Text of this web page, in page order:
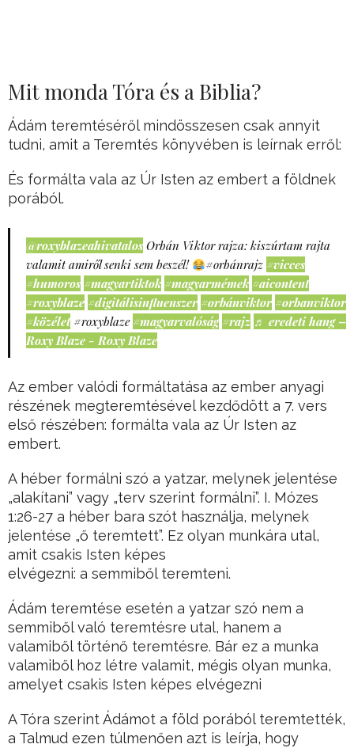
Mit monda Tóra és a Biblia?
Ádám teremtéséről mindösszesen csak annyit
tudni, amit a Teremtés könyvében is leírnak erről:
És formálta vala az Úr Isten az embert a földnek
porából.
@roxyblazeahivatalos Orbán Viktor rajza: kiszúrtam rajta
valamit amiről senki sem beszél!
#orbánrajz #vicces
#humoros #magyartiktok #magyarmémek #aicontent
#roxyblaze #digitálisinfluenszer #orbánviktor #orbanviktor
#közélet #roxyblaze #magyarvalóság #rajz ♬ eredeti hang –
Roxy Blaze - Roxy Blaze
Az ember valódi formáltatása az ember anyagi
részének megteremtésével kezdődött a 7. vers
első részében: formálta vala az Úr Isten az
embert.
A héber formálni szó a yatzar, melynek jelentése
„alakítani” vagy „terv szerint formálni”. I. Mózes
1:26-27 a héber bara szót használja, melynek
jelentése „ő teremtett”. Ez olyan munkára utal,
amit csakis Isten képes
elvégezni: a semmiből teremteni.
Ádám teremtése esetén a yatzar szó nem a
semmiből való teremtésre utal, hanem a
valamiből történő teremtésre. Bár ez a munka
valamiből hoz létre valamit, mégis olyan munka,
amelyet csakis Isten képes elvégezni
A Tóra szerint Ádámot a föld porából teremtették,
a Talmud ezen túlmenően azt is leírja, hogy